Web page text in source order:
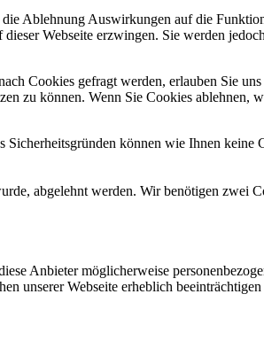
Ablehnung Auswirkungen auf die
Webseite erzwingen. Sie werden
Cookies gefragt werden, erlauben Sie
zu können. Wenn Sie Cookies ablehnen,
können wie Ihnen keine
abgelehnt werden. Wir benötigen zwei
Anbieter möglicherweise
unserer Webseite erheblich